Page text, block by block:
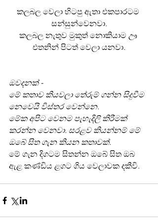
කලබල වෙලා හිටපු ඇතා එකපාරටම
සන්සුන්වෙනවා.
කලබල නැතුව මුකුත් නොකියාම ඌ
එතනින් පිටත් වෙලා යනවා.
ඔවදනක් -
මේ කතාව කියවලා තේරුම් ගන්න සිදුවීම
නෙවෙයි විස්තර වෙන්නෙ.
මේක අපිට වෙනම පැහැදිලි කිරීමක්
කරන්න වෙනවා. සරළව කියන්නම් මේ
ඔබේ සිත ගැන කියන කතාවක්.
මේ ගැන දිගටම සිතන්න ඔබේ සිත ඔබ
ඇළ කණ්ඩිය ළගට ගිය වෙලාවක දකීවි.